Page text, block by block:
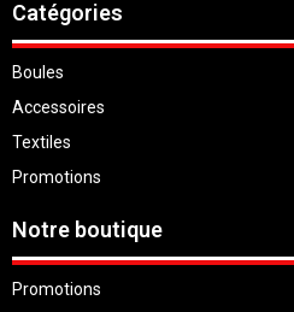
Catégories
Boules
Accessoires
Textiles
Promotions
Notre boutique
Promotions